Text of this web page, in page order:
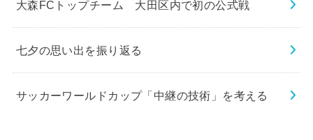
大森FCトップチーム 大田区内で初の公式戦
七夕の思い出を振り返る
サッカーワールドカップ「中継の技術」を考える